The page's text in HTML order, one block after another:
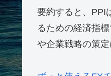
PPIの計算方法は
表現します。一
価格変動を分析す